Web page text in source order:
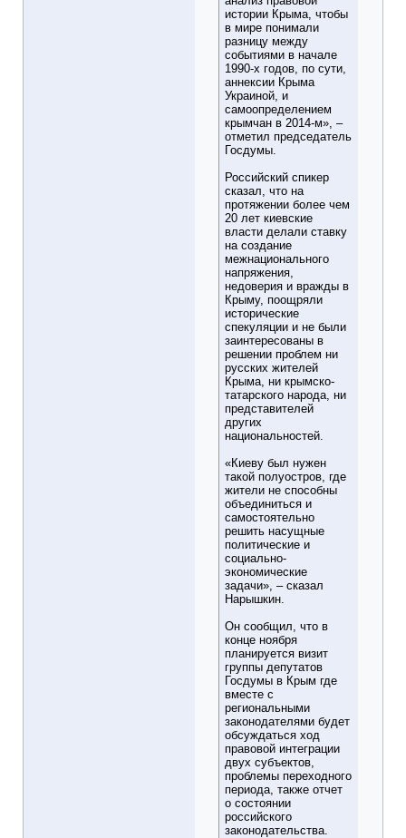
истории Крыма, чтобы
в мире понимали
разницу между
событиями в начале
1990-х годов, по сути,
аннексии Крыма
Украиной, и
самоопределением
крымчан в 2014-м», –
отметил председатель
Госдумы.
Российский спикер
сказал, что на
протяжении более чем
20 лет киевские
власти делали ставку
на создание
межнационального
напряжения,
недоверия и вражды в
Крыму, поощряли
исторические
спекуляции и не были
заинтересованы в
решении проблем ни
русских жителей
Крыма, ни крымско-
татарского народа, ни
представителей
других
национальностей.
«Киеву был нужен
такой полуостров, где
жители не способны
объединиться и
самостоятельно
решить насущные
политические и
социально-
экономические
задачи», – сказал
Нарышкин.
Он сообщил, что в
конце ноября
планируется визит
группы депутатов
Госдумы в Крым где
вместе с
региональными
законодателями будет
обсуждаться ход
правовой интеграции
двух субъектов,
проблемы переходного
периода, также отчет
о состоянии
российского
законодательства.